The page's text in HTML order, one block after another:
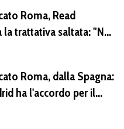
Roma, Read
trattativa saltata: "Non
lasciare il
e ho ancora da imparare
Roma, dalla Spagna:
ha l'accordo per il
in Premier League